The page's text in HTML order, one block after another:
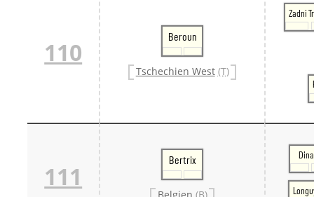
110
Beroun
Tschechien West (T)
Zadni
111
Bertrix